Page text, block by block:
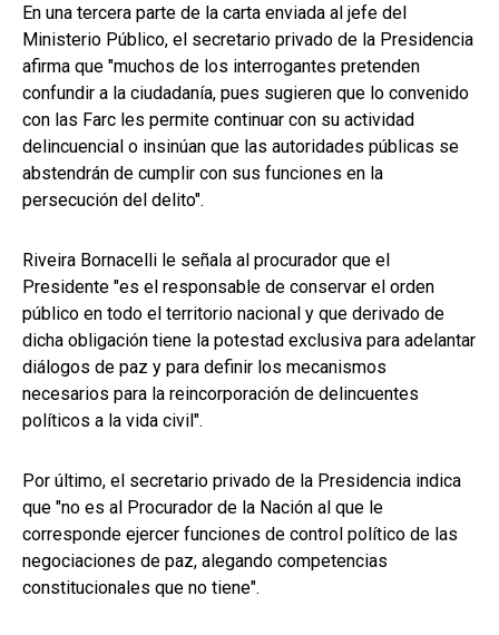
En una tercera parte de la carta enviada al jefe del
Ministerio Público, el secretario privado de la Presidencia
afirma que "muchos de los interrogantes pretenden
confundir a la ciudadanía, pues sugieren que lo convenido
con las Farc les permite continuar con su actividad
delincuencial o insinúan que las autoridades públicas se
abstendrán de cumplir con sus funciones en la
persecución del delito".
Riveira Bornacelli le señala al procurador que el
Presidente "es el responsable de conservar el orden
público en todo el territorio nacional y que derivado de
dicha obligación tiene la potestad exclusiva para adelantar
diálogos de paz y para definir los mecanismos
necesarios para la reincorporación de delincuentes
políticos a la vida civil".
Por último, el secretario privado de la Presidencia indica
que "no es al Procurador de la Nación al que le
corresponde ejercer funciones de control político de las
negociaciones de paz, alegando competencias
constitucionales que no tiene".